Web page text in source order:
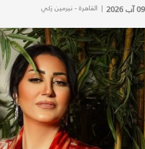
09 آب 2026 | القاهرة - نيرمين زكي